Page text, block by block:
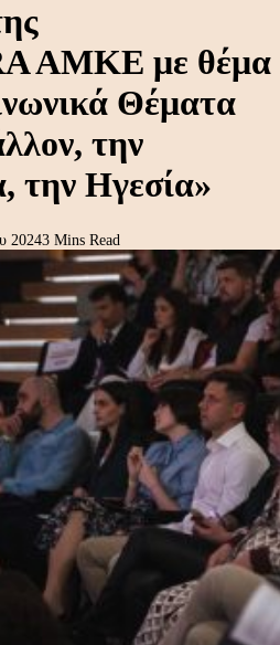
ΑΜΚΕ με θέμα
Θέματα
την
την Ηγεσία»
20243 Mins Read